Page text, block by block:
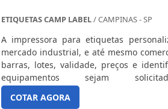
ETIQUETAS CAMP LABEL/ CAMPINAS - SP
A impressora para etiquetas
mercado industrial, e até mesmo
barras, lotes, validade, preços e
equipamentos sejam solicitados
alimentícias;Indústrias
outros.DETALHES VALIOSOS SOBRE
COTAR AGORA